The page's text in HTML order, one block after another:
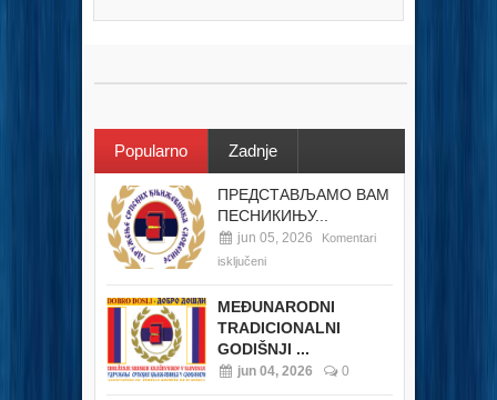
Popularno Zadnje
ПРЕДСТАВЉАМО ВАМ
ПЕСНИКИЊУ...
jun 05, 2026
Komentari
isključeni
MEĐUNARODNI
TRADICIONALNI
GODIŠNJI ...
jun 04, 2026 0